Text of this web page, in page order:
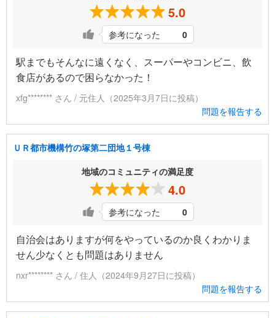
5.0
参考になった 0
駅までもそんなに遠くなく、スーパーやコンビニ、飲
食店があるので困らなかった！
xfg******** さん / 元住人（2025年3月7日に投稿）
問題を報告する
ＵＲ都市機構竹の塚第二団地１号棟
地域のコミュニティの満足度
4.0
参考になった 0
自治会はありますが何をやっているのか良くわかりま
せん少なくとも問題はありません
nxr******** さん / 住人（2024年9月27日に投稿）
問題を報告する